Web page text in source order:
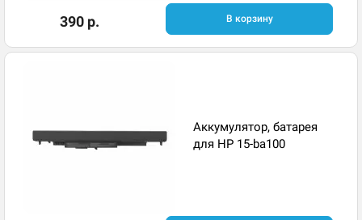
390 р. В корзину
Аккумулятор, батарея
для HP 15-ba100